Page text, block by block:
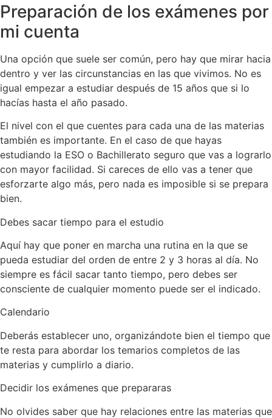
Preparación de los exámenes por
mi cuenta
Una opción que suele ser común, pero hay que mirar hacia
dentro y ver las circunstancias en las que vivimos. No es
igual empezar a estudiar después de 15 años que si lo
hacías hasta el año pasado.
El nivel con el que cuentes para cada una de las materias
también es importante. En el caso de que hayas
estudiando la ESO o Bachillerato seguro que vas a lograrlo
con mayor facilidad. Si careces de ello vas a tener que
esforzarte algo más, pero nada es imposible si se prepara
bien.
Debes sacar tiempo para el estudio
Aquí hay que poner en marcha una rutina en la que se
pueda estudiar del orden de entre 2 y 3 horas al día. No
siempre es fácil sacar tanto tiempo, pero debes ser
consciente de cualquier momento puede ser el indicado.
Calendario
Deberás establecer uno, organizándote bien el tiempo que
te resta para abordar los temarios completos de las
materias y cumplirlo a diario.
Decidir los exámenes que prepararas
No olvides saber que hay relaciones entre las materias que